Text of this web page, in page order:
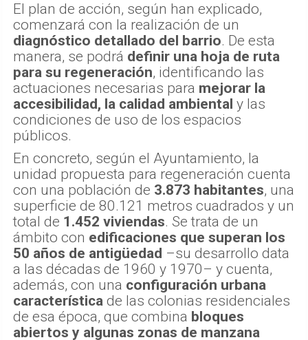
El plan de acción, según han explicado,
comenzará con la realización de un
diagnóstico detallado del barrio. De esta
manera, se podrá definir una hoja de ruta
para su regeneración, identificando las
actuaciones necesarias para mejorar la
accesibilidad, la calidad ambiental y las
condiciones de uso de los espacios
públicos.
En concreto, según el Ayuntamiento, la
unidad propuesta para regeneración cuenta
con una población de 3.873 habitantes, una
superficie de 80.121 metros cuadrados y un
total de 1.452 viviendas. Se trata de un
ámbito con edificaciones que superan los
50 años de antigüedad –su desarrollo data
a las décadas de 1960 y 1970– y cuenta,
además, con una configuración urbana
característica de las colonias residenciales
de esa época, que combina bloques
abiertos y algunas zonas de manzana